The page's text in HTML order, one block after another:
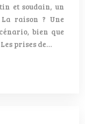
et soudain, un
raison ? Une
bien que
prises de…